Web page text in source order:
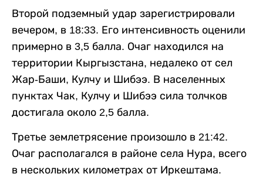
Второй подземный удар зарегистрировали
вечером, в 18:33. Его интенсивность оценили
примерно в 3,5 балла. Очаг находился на
территории Кыргызстана, недалеко от сел
Жар-Баши, Кулчу и Шибээ. В населенных
пунктах Чак, Кулчу и Шибээ сила толчков
достигала около 2,5 балла.
Третье землетрясение произошло в 21:42.
Очаг располагался в районе села Нура, всего
в нескольких километрах от Иркештама.